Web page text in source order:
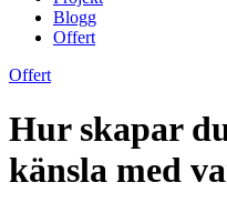
Blogg
Offert
Offert
Hur skapar
känsla med